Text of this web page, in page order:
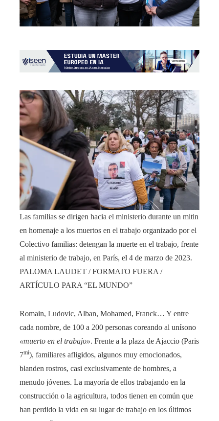
Las familias se dirigen hacia el ministerio durante un mitin
en homenaje a los muertos en el trabajo organizado por el
Colectivo familias: detengan la muerte en el trabajo, frente
al ministerio de trabajo, en París, el 4 de marzo de 2023.
PALOMA LAUDET / FORMATO FUERA /
ARTÍCULO PARA “EL MUNDO”
Romain, Ludovic, Alban, Mohamed, Franck… Y entre
cada nombre, de 100 a 200 personas coreando al unísono
«muerto en el trabajo». Frente a la plaza de Ajaccio (Paris
7mi), familiares afligidos, algunos muy emocionados,
blanden rostros, casi exclusivamente de hombres, a
menudo jóvenes. La mayoría de ellos trabajando en la
construcción o la agricultura, todos tienen en común que
han perdido la vida en su lugar de trabajo en los últimos